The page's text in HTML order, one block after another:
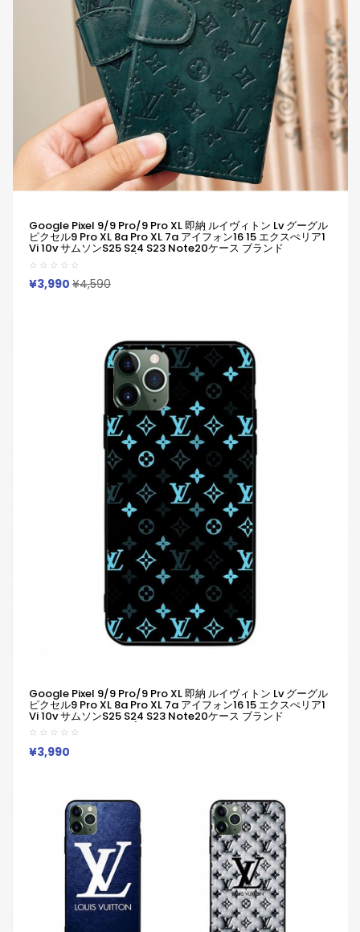
Google Pixel 9/9 Pro/9 Pro XL 即納 ルイヴィトン Lv グーグル
ピクセル9 Pro XL 8a Pro XL 7a アイフォン16 15 エクスぺリア1
Vi 10v サムソンs25 S24 S23 Note20ケース ブランド
Galaxya55 A54 S23/S24 Ultraケースルイヴィトン Lvピクセ
ル 8a Pro 7a 6/7/6a/9a ブランドケース Iphone16 15/14/13
保護カバー男女兼用ジャケット型人気
¥3,990 ¥4,590
Google Pixel 9/9 Pro/9 Pro XL 即納 ルイヴィトン Lv グーグル
ピクセル9 Pro XL 8a Pro XL 7a アイフォン16 15 エクスぺリア1
Vi 10v サムソンs25 S24 S23 Note20ケース ブランド
Galaxya55 A54 S23/S24 Ultraケースルイヴィトン Lvピクセ
ル 8a Pro 7a 6/7/6a/9a ブランドケース 男女兼用 人気
Iphone/Galaxy/Xperia/Google Pixelなど全機種対応
¥3,990